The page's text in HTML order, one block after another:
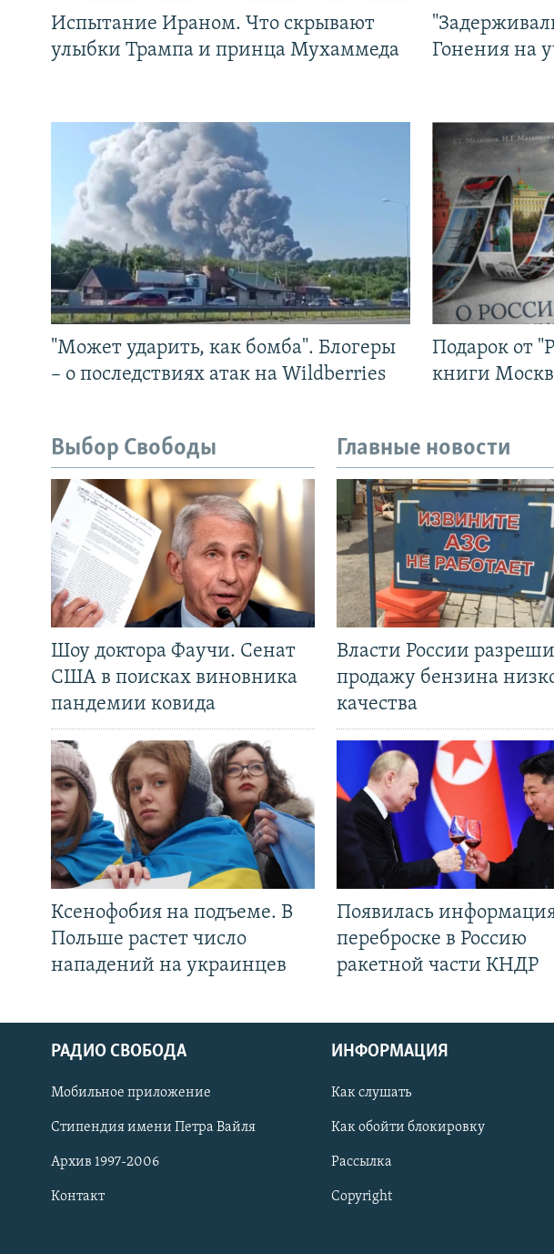
СОЦИАЛЬНЫЕ СЕТИ
Испытание Ираном. Что скрывают
улыбки Трампа и принца Мухаммеда
Гонения на
"Может ударить, как бомба". Блогеры
– о последствиях атак на Wildberries
Подарок от
книги
Выбор Свободы
Шоу доктора Фаучи. Сенат
США в поисках виновника
пандемии ковида
Ксенофобия на подъеме. В
Польше растет число
нападений на украинцев
Главные новости
Власти России
продажу бензина
качества
Появилась
переброске в Россию
ракетной части КНДР
РАДИО СВОБОДА
Мобильное приложение
Стипендия имени Петра Вайля
Архив 1997-2006
Контакт
ИНФОРМАЦИЯ
Как слушать
Как обойти блокировку
Рассылка
Copyright